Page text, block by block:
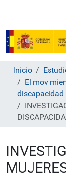
Inicio
El
discapacidad